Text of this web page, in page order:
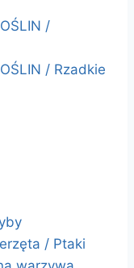
/
/ Rzadkie
/ Ptaki